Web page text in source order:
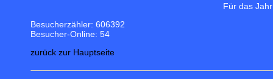
Für das
Besucherzähler: 606392
Besucher-Online: 54
zurück zur Hauptseite